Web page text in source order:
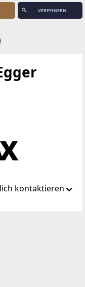
VERFEINERN
kontaktieren